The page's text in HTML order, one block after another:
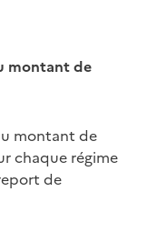
montant de
montant de
chaque régime
de